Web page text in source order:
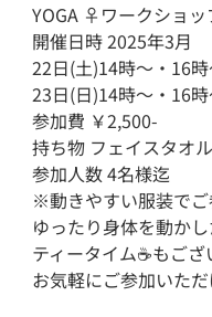
YOGA ‍♀️ワークショッ
開催日時 2025年3月
22日(土)14時～・16
23日(日)14時～・16
参加費 ￥2,500-
持ち物 フェイスタオル
参加人数 4名様迄
※動きやすい服装でご
ゆったり身体を動か
ティータイム☕️もござ
お気軽にご参加いた